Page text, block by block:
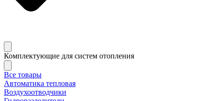
Комплектующие для систем отопления
Все товары
Автоматика тепловая
Воздухоотводчики